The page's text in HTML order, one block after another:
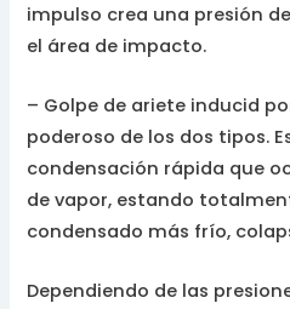
impulso crea una presión
el área de impacto.
– Golpe de ariete inducid
poderoso de los dos tipos.
condensación rápida que
de vapor, estando
condensado más frío,
Dependiendo de las